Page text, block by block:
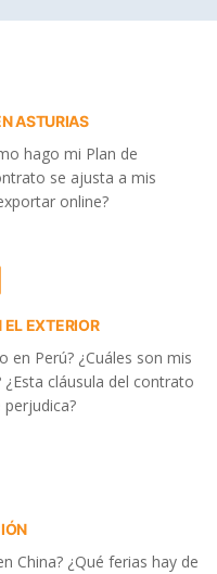
ASTURIAS
hago mi Plan de
se ajusta a mis
online?
EXTERIOR
en Perú? ¿Cuáles son mis
cláusula del contrato
China? ¿Qué ferias hay de